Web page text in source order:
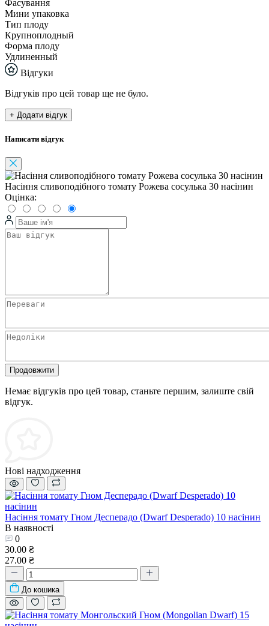
Фасування
Мини упаковка
Тип плоду
Крупноплодный
Форма плоду
Удлиненный
Відгуки
Відгуків про цей товар ще не було.
+ Додати відгук
Написати відгук
Насіння сливоподібного томату Рожева сосулька 30 насінин
Оцінка:
Продовжити
Немає відгуків про цей товар, станьте першим, залиште свій
відгук.
Нові надходження
Насіння томату Гном Десперадо (Dwarf Desperado) 10 насінин
В наявності
0
30.00 ₴
27.00 ₴
До кошика